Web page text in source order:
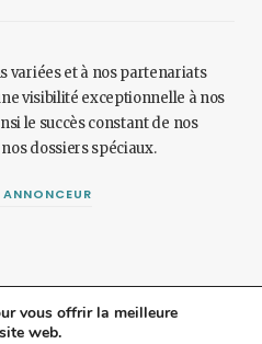
variées et à nos partenariats
visibilité exceptionnelle à nos
le succès constant de nos
dossiers spéciaux.
ANNONCEUR
vous offrir la meilleure
web.